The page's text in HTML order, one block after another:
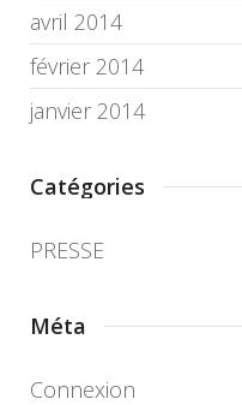
avril 2014
février 2014
janvier 2014
Catégories
PRESSE
Méta
Connexion